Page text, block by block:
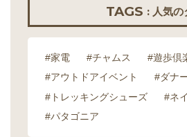
TAGS : 人気の
#家電 #チャムス #遊歩倶
#アウトドアイベント
#ダナ
#トレッキングシューズ
#ネ
#パタゴニア